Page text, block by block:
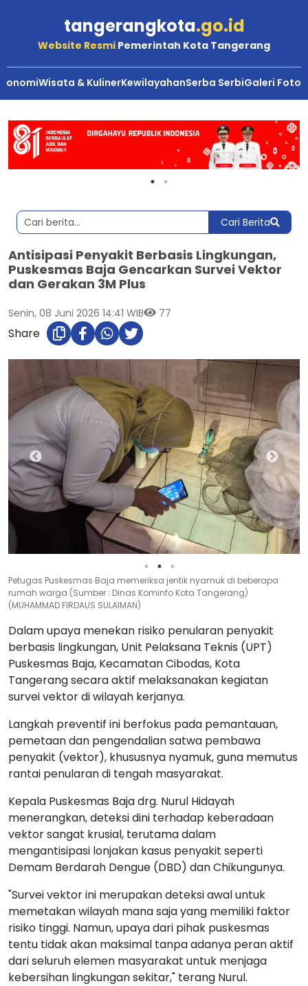
tangerangkota.go.id
Website Resmi Pemerintah Kota Tangerang
Wisata & KulinerKewilayahanSerba SerbiGaleri Foto
Cari Berita
Antisipasi Penyakit Berbasis Lingkungan,
Puskesmas Baja Gencarkan Survei Vektor
dan Gerakan 3M Plus
Senin, 08 Juni 2026 14:41 WIB 77
Share
Petugas Puskesmas Baja memeriksa jentik nyamuk di beberapa
rumah warga (Sumber : Dinas Kominfo Kota Tangerang)
(MUHAMMAD FIRDAUS SULAIMAN)
Dalam upaya menekan risiko penularan penyakit
berbasis lingkungan, Unit Pelaksana Teknis (UPT)
Puskesmas Baja, Kecamatan Cibodas, Kota
Tangerang secara aktif melaksanakan kegiatan
survei vektor di wilayah kerjanya.
Langkah preventif ini berfokus pada pemantauan,
pemetaan dan pengendalian satwa pembawa
penyakit (vektor), khususnya nyamuk, guna memutus
rantai penularan di tengah masyarakat.
Kepala Puskesmas Baja drg. Nurul Hidayah
menerangkan, deteksi dini terhadap keberadaan
vektor sangat krusial, terutama dalam
mengantisipasi lonjakan kasus penyakit seperti
Demam Berdarah Dengue (DBD) dan Chikungunya.
"Survei vektor ini merupakan deteksi awal untuk
memetakan wilayah mana saja yang memiliki faktor
risiko tinggi. Namun, upaya dari pihak puskesmas
tentu tidak akan maksimal tanpa adanya peran aktif
dari seluruh elemen masyarakat untuk menjaga
kebersihan lingkungan sekitar," terang Nurul.